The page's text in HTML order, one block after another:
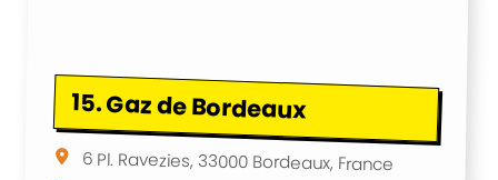
15.Gaz de Bordeaux
6 Pl. Ravezies, 33000 Bordeaux, France